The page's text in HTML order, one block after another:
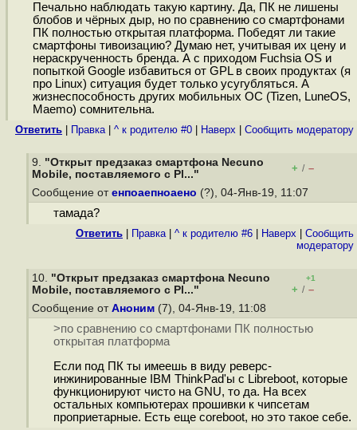
Печально наблюдать такую картину. Да, ПК не лишены
блобов и чёрных дыр, но по сравнению со смартфонами
ПК полностью открытая платформа. Победят ли такие
смартфоны тивоизацию? Думаю нет, учитывая их цену и
нераскрученность бренда. А с приходом Fuchsia OS и
попыткой Google избавиться от GPL в своих продуктах (я
про Linux) ситуация будет только усугубляться. А
жизнеспособность других мобильных ОС (Tizen, LuneOS,
Maemo) сомнительна.
Ответить Правка| ^ к родителю #0 Наверх Cообщить модератору
9. "Открыт предзаказ смартфона Necuno
Mobile, поставляемого с Pl..."
+ / –
Сообщение от енпоаепноаено (?), 04-Янв-19, 11:07
тамада?
Ответить Правка| ^ к родителю #6 Наверх
Cообщить
модератору
10. "Открыт предзаказ смартфона Necuno
Mobile, поставляемого с Pl..."
+1
+ / –
Сообщение от Аноним (7), 04-Янв-19, 11:08
>по сравнению со смартфонами ПК полностью
открытая платформа
Если под ПК ты имеешь в виду реверс-
инжинированные IBM ThinkPad'ы с Libreboot, которые
функционируют чисто на GNU, то да. На всех
остальных компьютерах прошивки к чипсетам
проприетарные. Есть еще coreboot, но это такое себе.